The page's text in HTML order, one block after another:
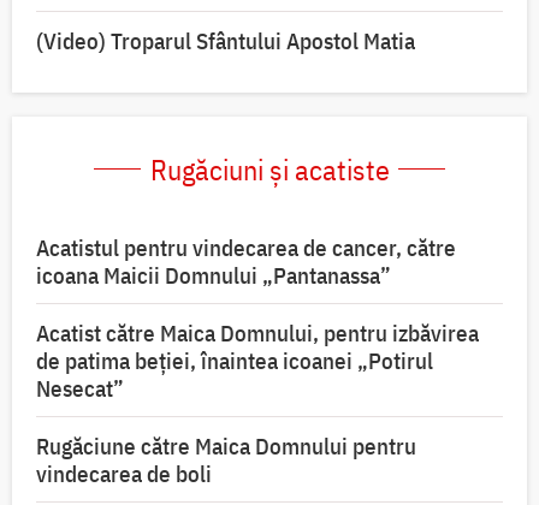
(Video) Troparul Sfântului Apostol Matia
Rugăciuni și acatiste
Acatistul pentru vindecarea de cancer, către
icoana Maicii Domnului „Pantanassa”
Acatist către Maica Domnului, pentru izbăvirea
de patima beției, înaintea icoanei „Potirul
Nesecat”
Rugăciune către Maica Domnului pentru
vindecarea de boli